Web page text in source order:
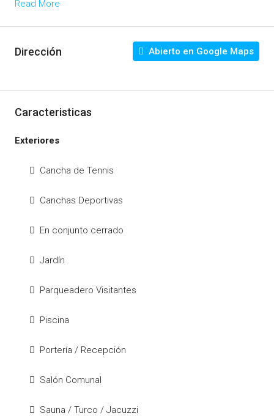
Read More
Dirección Abierto en Google Maps
Caracteristicas
Exteriores
Cancha de Tennis
Canchas Deportivas
En conjunto cerrado
Jardín
Parqueadero Visitantes
Piscina
Portería / Recepción
Salón Comunal
Sauna / Turco / Jacuzzi